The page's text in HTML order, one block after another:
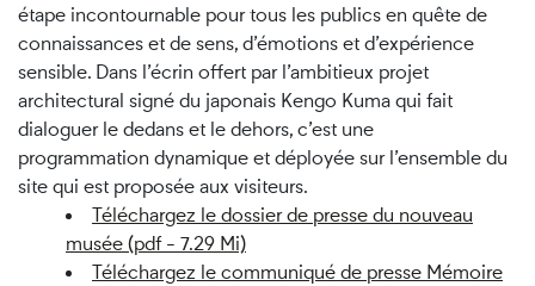
étape incontournable pour tous les publics en quête de
connaissances et de sens, d’émotions et d’expérience
sensible. Dans l’écrin offert par l’ambitieux projet
architectural signé du japonais Kengo Kuma qui fait
dialoguer le dedans et le dehors, c’est une
programmation dynamique et déployée sur l’ensemble du
site qui est proposée aux visiteurs.
Téléchargez le dossier de presse du nouveau
musée (pdf - 7.29 Mi)
Téléchargez le communiqué de presse Mémoire